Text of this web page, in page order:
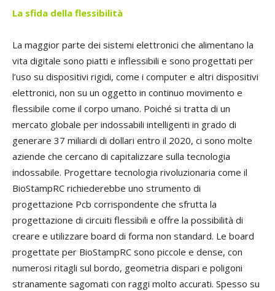
La sfida della flessibilità
La maggior parte dei sistemi elettronici che alimentano la
vita digitale sono piatti e inflessibili e sono progettati per
l’uso su dispositivi rigidi, come i computer e altri dispositivi
elettronici, non su un oggetto in continuo movimento e
flessibile come il corpo umano. Poiché si tratta di un
mercato globale per indossabili intelligenti in grado di
generare 37 miliardi di dollari entro il 2020, ci sono molte
aziende che cercano di capitalizzare sulla tecnologia
indossabile. Progettare tecnologia rivoluzionaria come il
BioStampRC richiederebbe uno strumento di
progettazione Pcb corrispondente che sfrutta la
progettazione di circuiti flessibili e offre la possibilità di
creare e utilizzare board di forma non standard. Le board
progettate per BioStampRC sono piccole e dense, con
numerosi ritagli sul bordo, geometria dispari e poligoni
stranamente sagomati con raggi molto accurati. Spesso su